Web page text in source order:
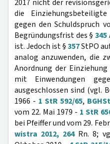
2017 nicht der
die
gegen den Schuldspruch
Begründungsfrist des §345
ist. Jedoch ist §357StPO
analog anzuwenden, die
Anordnung der
mit Einwendungen
ausgeschlossen sind (vgl.
1966 - 1 StR 592/65,
vom 22. Mai 1979 - 1 StR
bei Pfeiffer und vom 29.
wistra 2012, 264Rn. 8;